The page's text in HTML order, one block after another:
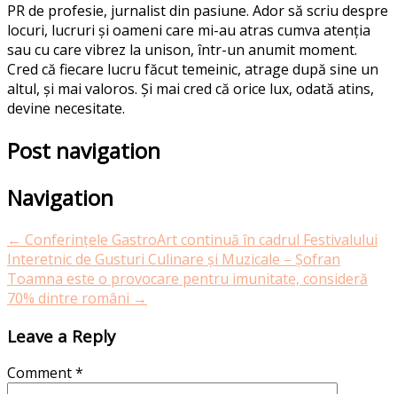
PR de profesie, jurnalist din pasiune. Ador să scriu despre
locuri, lucruri și oameni care mi-au atras cumva atenția
sau cu care vibrez la unison, într-un anumit moment.
Cred că fiecare lucru făcut temeinic, atrage după sine un
altul, și mai valoros. Și mai cred că orice lux, odată atins,
devine necesitate.
Post navigation
Navigation
← Conferințele GastroArt continuă în cadrul Festivalului
Interetnic de Gusturi Culinare și Muzicale – Șofran
Toamna este o provocare pentru imunitate, consideră
70% dintre români →
Leave a Reply
Comment*